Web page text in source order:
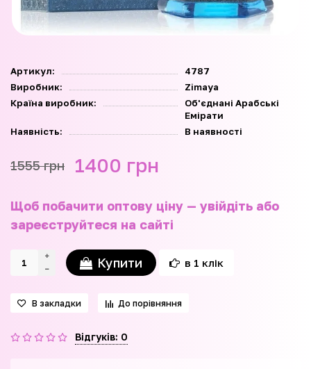
Артикул:
4787
Виробник:
Zimaya
Країна виробник:
Об'єднані Арабські
Емірати
Наявність:
В наявності
1555 грн 1400 грн
Щоб побачити оптову ціну — увійдіть або
зареєструйтеся на сайті
Купити в 1 клік
В закладки До порівняння
Відгуків: 0